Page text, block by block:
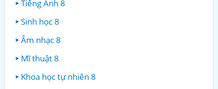
Tiếng Anh 8
Sinh học 8
Âm nhạc 8
Mĩ thuật 8
Khoa học tự nhiên 8